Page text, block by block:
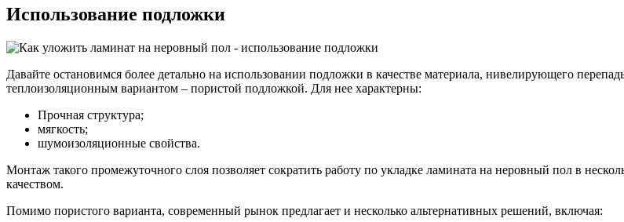
Использование подложки
Давайте остановимся более детально на использовании подложки в качестве материала, нивелирующего
теплоизоляционным вариантом – пористой подложкой. Для нее характерны:
Прочная структура;
мягкость;
шумоизоляционные свойства.
Монтаж такого промежуточного слоя позволяет сократить работу по укладке ламината на неровный пол в
качеством.
Помимо пористого варианта, современный рынок предлагает и несколько альтернативных решений, включая: